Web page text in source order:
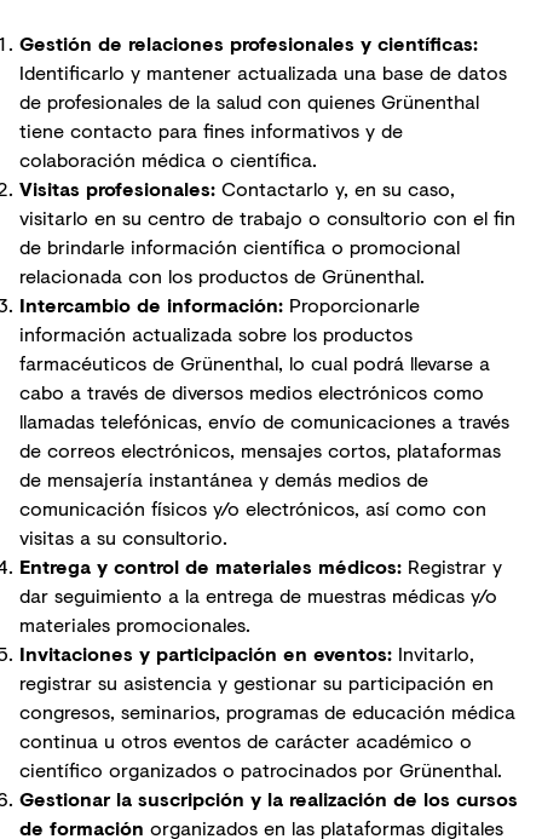
Gestión de relaciones profesionales y científicas:
Identificarlo y mantener actualizada una base de datos
de profesionales de la salud con quienes Grünenthal
tiene contacto para fines informativos y de
colaboración médica o científica.
Visitas profesionales: Contactarlo y, en su caso,
visitarlo en su centro de trabajo o consultorio con el fin
de brindarle información científica o promocional
relacionada con los productos de Grünenthal.
Intercambio de información: Proporcionarle
información actualizada sobre los productos
farmacéuticos de Grünenthal, lo cual podrá llevarse a
cabo a través de diversos medios electrónicos como
llamadas telefónicas, envío de comunicaciones a través
de correos electrónicos, mensajes cortos, plataformas
de mensajería instantánea y demás medios de
comunicación físicos y/o electrónicos, así como con
visitas a su consultorio.
Entrega y control de materiales médicos: Registrar y
dar seguimiento a la entrega de muestras médicas y/o
materiales promocionales.
Invitaciones y participación en eventos: Invitarlo,
registrar su asistencia y gestionar su participación en
congresos, seminarios, programas de educación médica
continua u otros eventos de carácter académico o
científico organizados o patrocinados por Grünenthal.
Gestionar la suscripción y la realización de los cursos
de formación organizados en las plataformas digitales